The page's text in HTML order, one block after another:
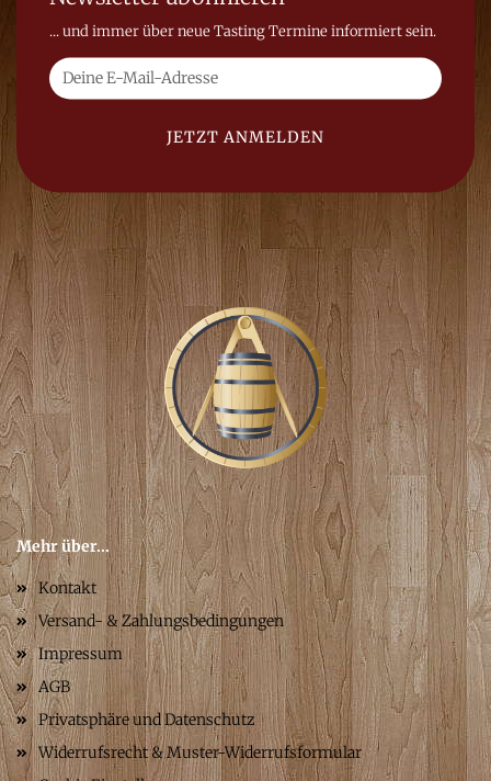
... und immer über neue Tasting Termine informiert sein.
Mehr über...
Kontakt
Versand- & Zahlungsbedingungen
Impressum
AGB
Privatsphäre und Datenschutz
Widerrufsrecht & Muster-Widerrufsformular